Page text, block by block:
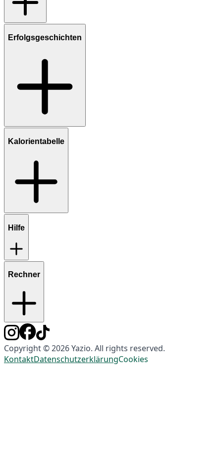
Erfolgsgeschichten
Kalorientabelle
Hilfe
Rechner
Copyright © 2026 Yazio. All rights reserved.
KontaktDatenschutzerklärungCookies